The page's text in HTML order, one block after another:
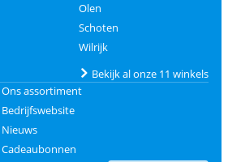
Olen
Schoten
Wilrijk
Bekijk al onze 11 winkels
Ons assortiment
Bedrijfswebsite
Nieuws
Cadeaubonnen